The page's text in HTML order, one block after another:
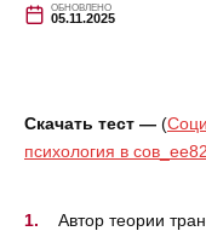
ОБНОВЛЕНО
05.11.2025
Скачать тест — (
психология в
Автор теории